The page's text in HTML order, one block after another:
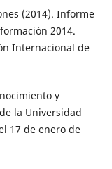
(2014). Informe
2014.
Internacional de
y
la Universidad
17 de enero de